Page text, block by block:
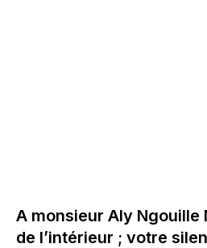
A monsieur Aly Ngouille
de l’intérieur ; votre